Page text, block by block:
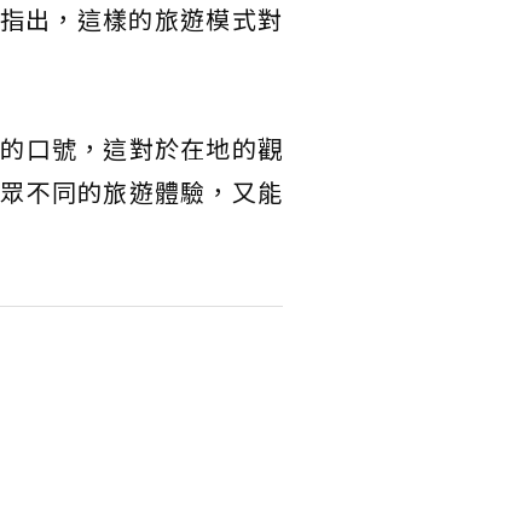
指出，這樣的旅遊模式對
口號，這對於在地的觀
不同的旅遊體驗，又能